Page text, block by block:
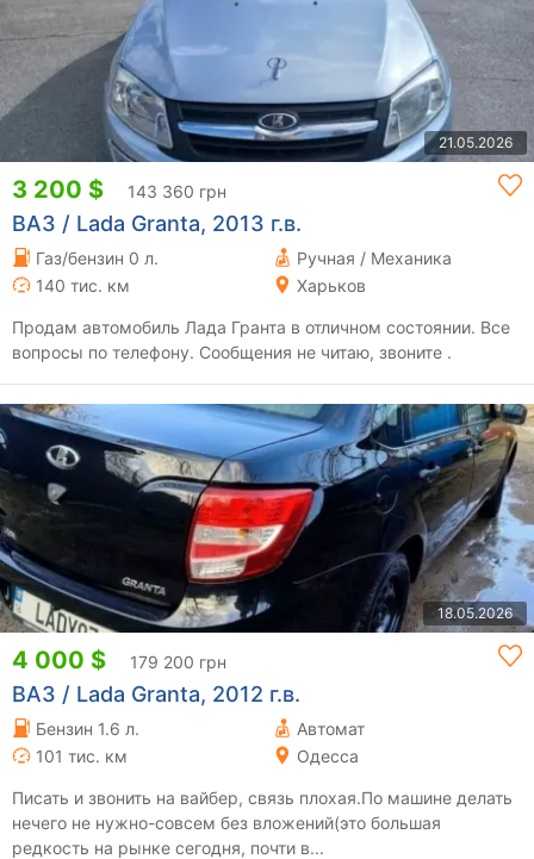
21.05.2026
3 200 $ 143 360 грн
ВАЗ / Lada Granta, 2013 г.в.
Газ/бензин 0 л.
Ручная / Механика
140 тис. км
Харьков
Продам автомобиль Лада Гранта в отличном состоянии. Все
вопросы по телефону. Сообщения не читаю, звоните .
18.05.2026
4 000 $ 179 200 грн
ВАЗ / Lada Granta, 2012 г.в.
Бензин 1.6 л.
Автомат
101 тис. км
Одесса
Писать и звонить на вайбер, связь плохая.По машине делать
нечего не нужно-совсем без вложений(это большая
редкость на рынке сегодня, почти в...